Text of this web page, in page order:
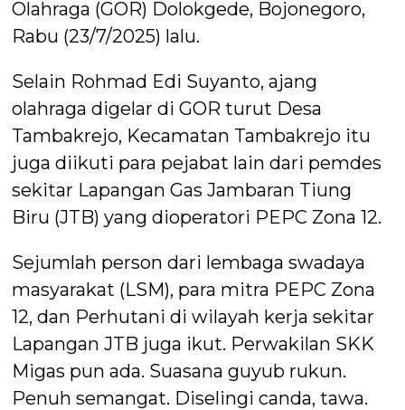
Olahraga (GOR) Dolokgede, Bojonegoro,
Rabu (23/7/2025) lalu.
Selain Rohmad Edi Suyanto, ajang
olahraga digelar di GOR turut Desa
Tambakrejo, Kecamatan Tambakrejo itu
juga diikuti para pejabat lain dari pemdes
sekitar Lapangan Gas Jambaran Tiung
Biru (JTB) yang dioperatori PEPC Zona 12.
Sejumlah person dari lembaga swadaya
masyarakat (LSM), para mitra PEPC Zona
12, dan Perhutani di wilayah kerja sekitar
Lapangan JTB juga ikut. Perwakilan SKK
Migas pun ada. Suasana guyub rukun.
Penuh semangat. Diselingi canda, tawa.